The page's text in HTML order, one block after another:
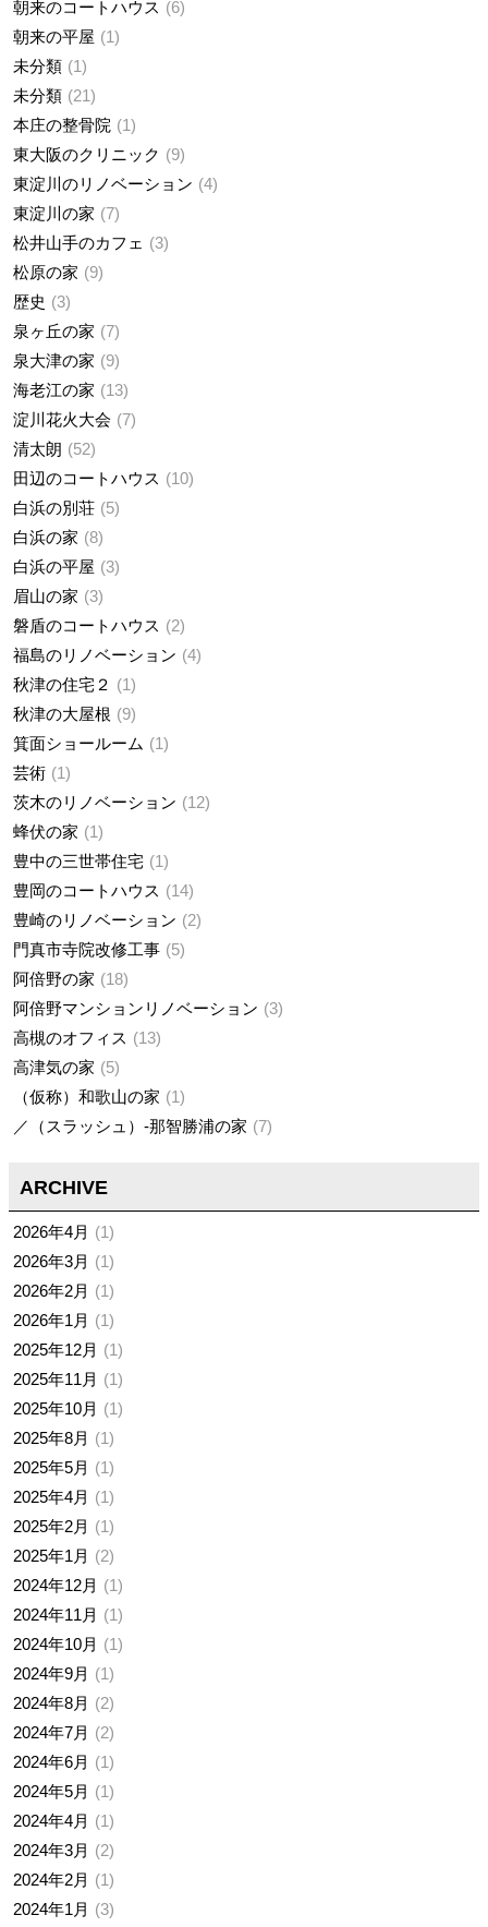
朝来のコートハウス
6
朝来の平屋
1
未分類
1
未分類
21
本庄の整骨院
1
東大阪のクリニック
9
東淀川のリノベーション
4
東淀川の家
7
松井山手のカフェ
3
松原の家
9
歴史
3
泉ヶ丘の家
7
泉大津の家
9
海老江の家
13
淀川花火大会
7
清太朗
52
田辺のコートハウス
10
白浜の別荘
5
白浜の家
8
白浜の平屋
3
眉山の家
3
磐盾のコートハウス
2
福島のリノベーション
4
秋津の住宅２
1
秋津の大屋根
9
箕面ショールーム
1
芸術
1
茨木のリノベーション
12
蜂伏の家
1
豊中の三世帯住宅
1
豊岡のコートハウス
14
豊崎のリノベーション
2
門真市寺院改修工事
5
阿倍野の家
18
阿倍野マンションリノベーション
3
高槻のオフィス
13
高津気の家
5
（仮称）和歌山の家
1
／（スラッシュ）-那智勝浦の家
7
ARCHIVE
2026年4月
1
2026年3月
1
2026年2月
1
2026年1月
1
2025年12月
1
2025年11月
1
2025年10月
1
2025年8月
1
2025年5月
1
2025年4月
1
2025年2月
1
2025年1月
2
2024年12月
1
2024年11月
1
2024年10月
1
2024年9月
1
2024年8月
2
2024年7月
2
2024年6月
1
2024年5月
1
2024年4月
1
2024年3月
2
2024年2月
1
2024年1月
3